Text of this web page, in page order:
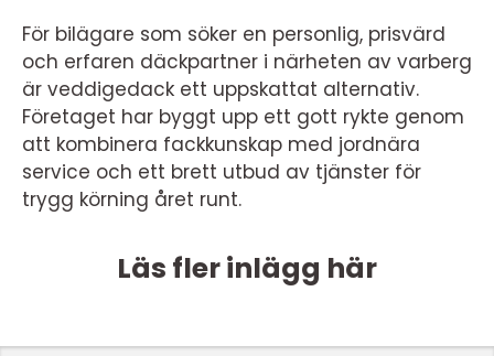
För bilägare som söker en personlig, prisvärd
och erfaren däckpartner i närheten av varberg
är veddigedack ett uppskattat alternativ.
Företaget har byggt upp ett gott rykte genom
att kombinera fackkunskap med jordnära
service och ett brett utbud av tjänster för
trygg körning året runt.
Läs fler inlägg här